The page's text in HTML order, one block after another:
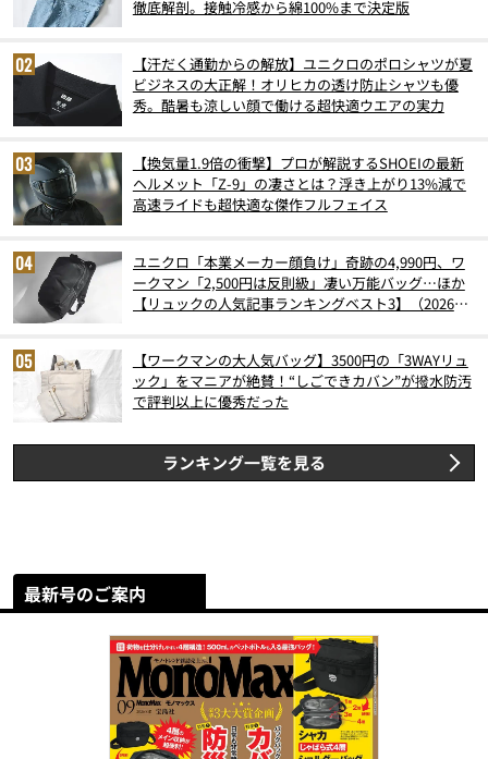
徹底解剖。接触冷感から綿100%まで決定版
【汗だく通勤からの解放】ユニクロのポロシャツが夏
ビジネスの大正解！オリヒカの透け防止シャツも優
秀。酷暑も涼しい顔で働ける超快適ウエアの実力
【換気量1.9倍の衝撃】プロが解説するSHOEIの最新
ヘルメット「Z-9」の凄さとは？浮き上がり13%減で
高速ライドも超快適な傑作フルフェイス
ユニクロ「本業メーカー顔負け」奇跡の4,990円、ワ
ークマン「2,500円は反則級」凄い万能バッグ…ほか
【リュックの人気記事ランキングベスト3】（2026年
【ワークマンの大人気バッグ】3500円の「3WAYリュ
ック」をマニアが絶賛！“しごできカバン”が撥水防汚
で評判以上に優秀だった
ランキング一覧を見る
最新号のご案内